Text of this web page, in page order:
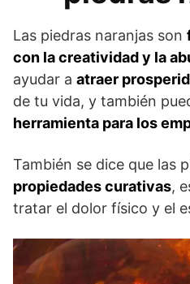
Las piedras naranjas son
con la creatividad y la
ayudar a atraer
de tu vida, y también
herramienta para los
También se dice que las
propiedades curativas,
tratar el dolor físico y el